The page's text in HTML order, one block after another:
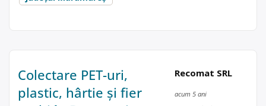
Colectare PET-uri,
plastic, hârtie și fier
Recomat SRL
acum 5 ani